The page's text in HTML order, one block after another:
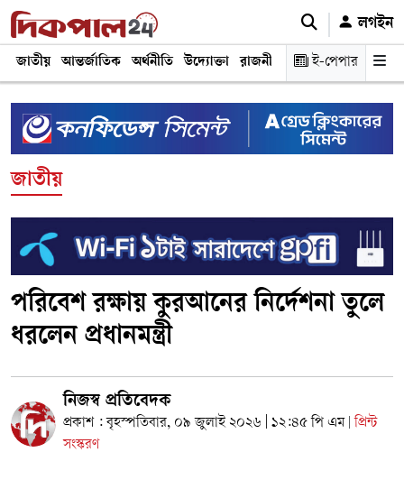
লগইন
জাতীয় আন্তর্জাতিক অর্থনীতি উদ্যোক্তা রাজনীতি শিক্ষা স্বাস্থ্য ও
ই-পেপার
জাতীয়
পরিবেশ রক্ষায় কুরআনের নির্দেশনা তুলে
ধরলেন প্রধানমন্ত্রী
নিজস্ব প্রতিবেদক
প্রকাশ : বৃহস্পতিবার, ০৯ জুলাই ২০২৬ | ১২:৪৫ পি এম
প্রিন্ট
সংস্করণ